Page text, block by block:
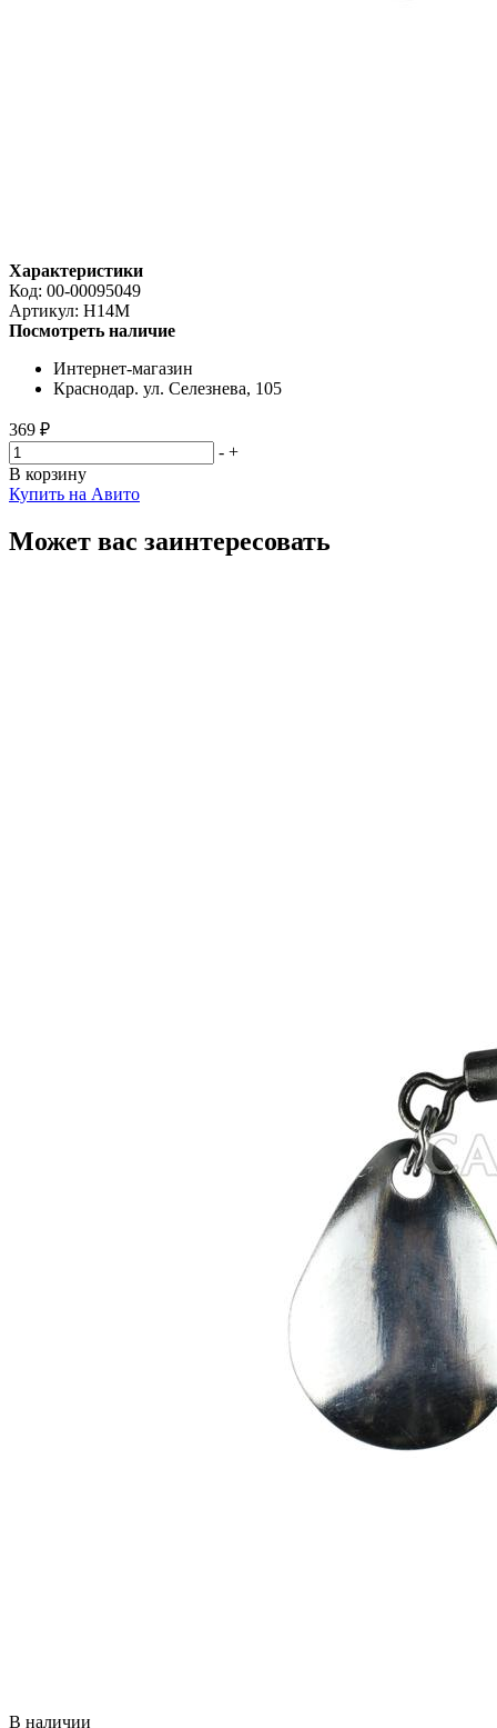
Характеристики
Код: 00-00095049
Артикул: H14M
Посмотреть наличие
Интернет-магазин
Краснодар. ул. Селезнева, 105
369 ₽
- +
В корзину
Купить на Авито
Может вас заинтересовать
В наличии